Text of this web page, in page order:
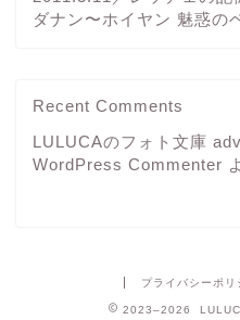
ダナン〜ホイヤン 魅惑の
Recent Comments
LULUCAのフォト文庫
WordPress Commenter
プライバシーポリ
2023–2026